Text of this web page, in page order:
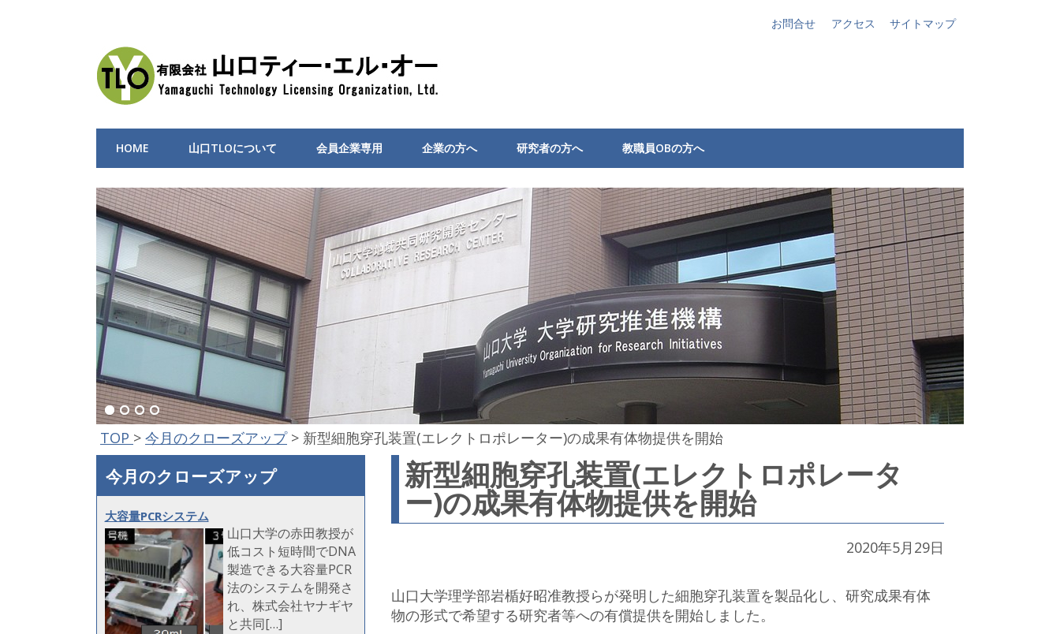
サイトマップ
アクセス
お問合せ
HOME 山口TLOについて 会員企業専用 企業の方へ 研究者の方へ 教職員OBの方へ
TOP > 今月のクローズアップ> 新型細胞穿孔装置(エレクトロポレーター)の成果有体物提供を開始
新型細胞穿孔装置(エレクトロポレータ
ー)の成果有体物提供を開始
2020年5月29日
山口大学理学部岩楯好昭准教授らが発明した細胞穿孔装置を製品化し、研究成果有体
物の形式で希望する研究者等への有償提供を開始しました。
今月のクローズアップ
大容量PCRシステム
山口大学の赤田教授が
低コスト短時間でDNA
製造できる大容量PCR
法のシステムを開発さ
れ、株式会社ヤナギヤ
と共同[…]